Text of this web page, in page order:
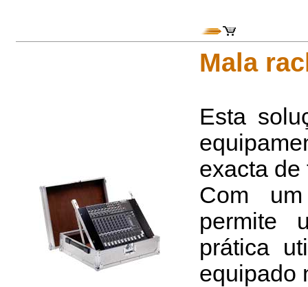
Mala
Esta
exacta de
Com
permite
prática
equipado